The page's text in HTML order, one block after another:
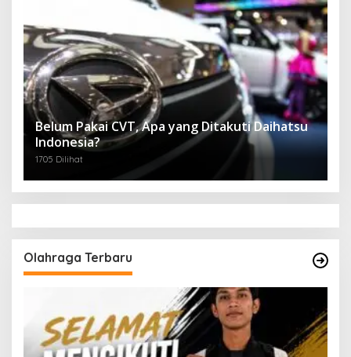
Belum Pakai CVT, Apa yang Ditakuti Daihatsu
Indonesia?
1705 Dilihat
Olahraga Terbaru